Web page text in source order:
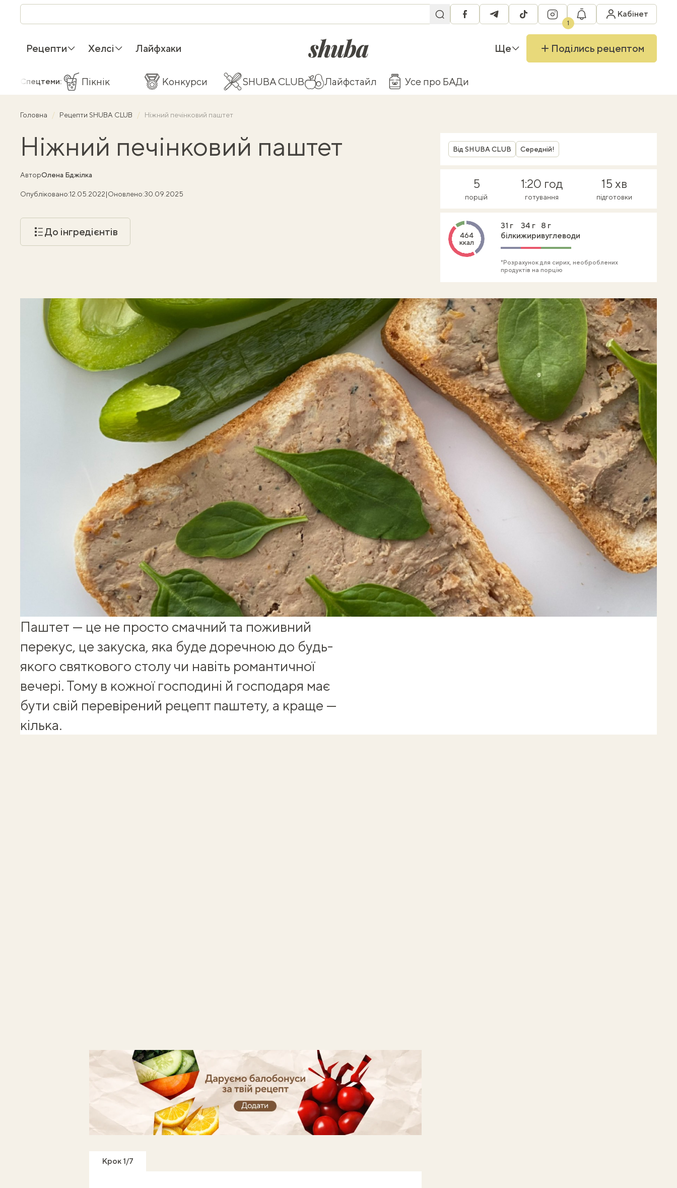
facebooktelegramtiktok instagram
1
Кабінет
RU
Рецепти Хелсі Лайфхаки shuba.life Ще Поділись рецептом
Спецтеми: Пікнік Конкурси SHUBA CLUB Лайфстайл Усе про БАДи
Головна Рецепти SHUBA CLUB Ніжний печінковий паштет
Ніжний печінковий паштет
АвторОлена Бджілка
Опубліковано:12.05.2022|Оновлено:30.09.2025
До інгредієнтів
Від SHUBA CLUB Середній!
5
порцій
1:20 год
готування
15 хв
підготовки
464
ккал
31 г
білки
34 г
жири
8 г
вуглеводи
*Розрахунок для сирих, необроблених
продуктів на порцію
Паштет — це не просто смачний та поживний
перекус, це закуска, яка буде доречною до будь-
якого святкового столу чи навіть романтичної
вечері. Тому в кожної господині й господаря має
бути свій перевірений рецепт паштету, а краще —
кілька.
Крок 1/7